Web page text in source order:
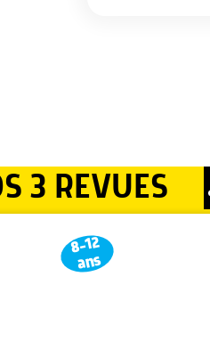
3 REVUES
8-12
ans